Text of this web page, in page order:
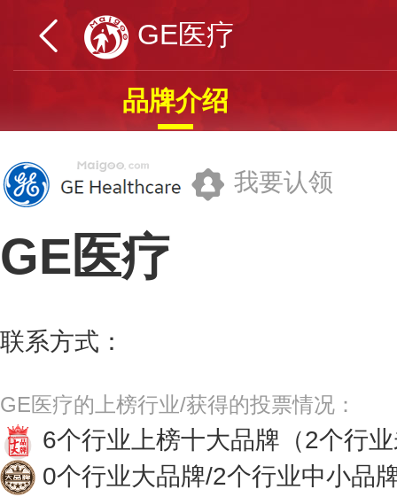
GE医疗
品牌介绍
我要认领
GE医疗
联系方式：
GE医疗的上榜行业/获得的投票情况：
6个行业上榜十大品牌 （2个行
0个行业大品牌/2个行业中小品